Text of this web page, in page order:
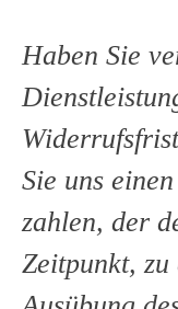
Haben Sie
Sie uns
zahlen, der
Zeitpunkt, zu